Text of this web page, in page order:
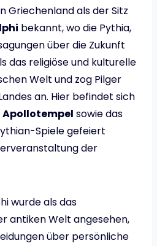
Griechenland als der Sitz
bekannt, wo die Pythia,
über die Zukunft
das religiöse und kulturelle
Welt und zog Pilger
an. Hier befindet sich
Apollotempel sowie das
Spiele gefeiert
der
wurde als das
antiken Welt angesehen,
über persönliche